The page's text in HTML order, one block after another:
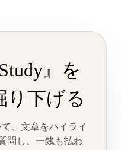
』を
り下げる
、文章をハイライ
問し、一銭も払わ